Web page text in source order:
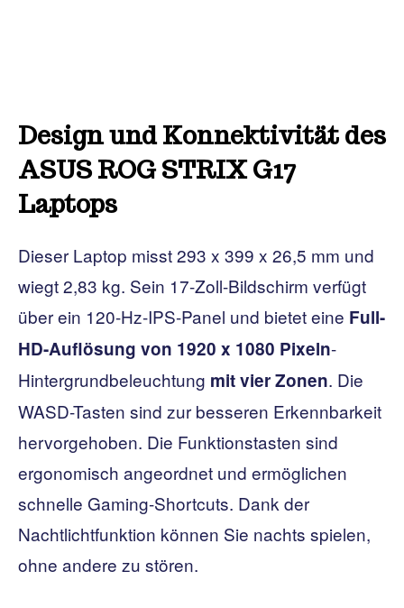
Design und Konnektivität des
ASUS ROG STRIX G17
Laptops
Dieser Laptop misst 293 x 399 x 26,5 mm und
wiegt 2,83 kg. Sein 17-Zoll-Bildschirm verfügt
über ein 120-Hz-IPS-Panel und bietet eine Full-
HD-Auflösung von 1920 x 1080 Pixeln-
Hintergrundbeleuchtung mit vier Zonen. Die
WASD-Tasten sind zur besseren Erkennbarkeit
hervorgehoben. Die Funktionstasten sind
ergonomisch angeordnet und ermöglichen
schnelle Gaming-Shortcuts. Dank der
Nachtlichtfunktion können Sie nachts spielen,
ohne andere zu stören.